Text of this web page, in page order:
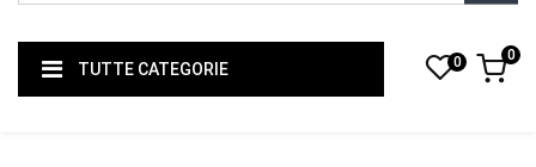
TUTTE CATEGORIE 0 0